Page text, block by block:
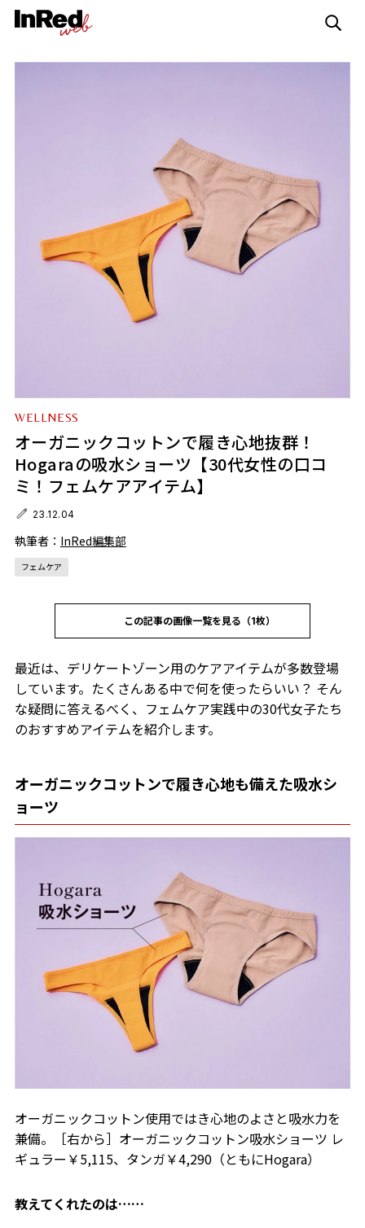
WELLNESS
オーガニックコットンで履き心地抜群！
Hogaraの吸水ショーツ【30代女性の口コ
ミ！フェムケアアイテム】
23.12.04
執筆者： InRed編集部
フェムケア
この記事の画像一覧を見る（1枚）
最近は、デリケートゾーン用のケアアイテムが多数登場
しています。たくさんある中で何を使ったらいい？ そん
な疑問に答えるべく、フェムケア実践中の30代女子たち
のおすすめアイテムを紹介します。
オーガニックコットンで履き心地も備えた吸水シ
ョーツ
オーガニックコットン使用ではき心地のよさと吸水力を
兼備。［右から］オーガニックコットン吸水ショーツ レ
ギュラー￥5,115、タンガ￥4,290（ともにHogara）
教えてくれたのは……